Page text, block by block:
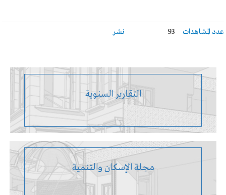
نشر عدد المشاهدات 93
التقارير السنوية
مجلة الإسكان والتنمية